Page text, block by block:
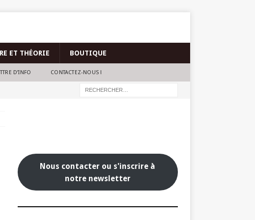
ET THÉORIE BOUTIQUE
D’INFO CONTACTEZ-NOUS !
Nous contacter ou s'inscrire à
notre newsletter